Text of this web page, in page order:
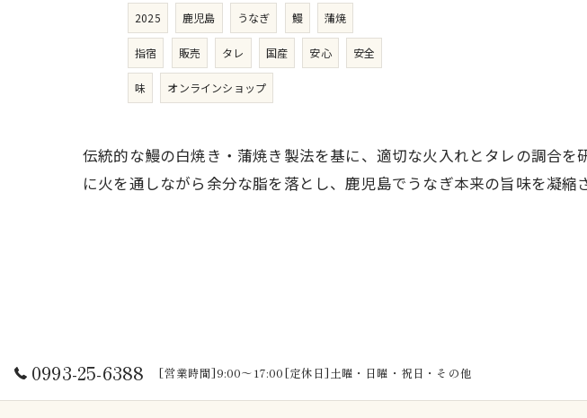
2025 鹿児島 うなぎ 鰻 蒲焼
指宿 販売 タレ 国産 安心 安全
味 オンラインショップ
伝統的な鰻の白焼き・蒲焼き製法を基に、適切な火入れとタレの調合
に火を通しながら余分な脂を落とし、鹿児島でうなぎ本来の旨味を凝縮
0993-25-6388
[営業時間]9:00～17:00[定休日]土曜・日曜・祝日・その他